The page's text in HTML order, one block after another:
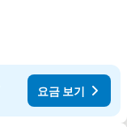
요금 보기